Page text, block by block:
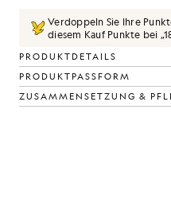
„Cold Grey“
Verdoppeln Sie Ihre
diesem Kauf Punkte bei „
PRODUKTDETAILS
PRODUKTPASSFORM
ZUSAMMENSETZUNG &